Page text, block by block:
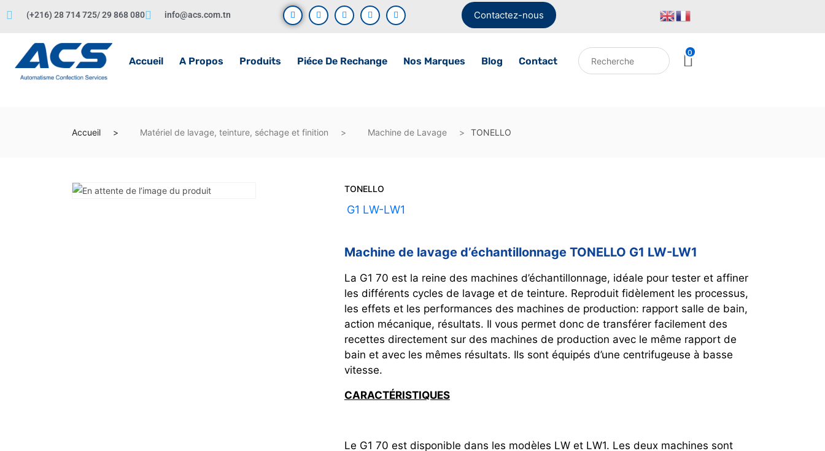
(+216) 28 714 725/ 29 868 080 info@acs.com.tn Contactez-nous
Accueil A Propos Produits Piéce De Rechange Nos Marques Blog Contact
0
Accueil Matériel de lavage, teinture, séchage et finition Machine de Lavage TONELLO
TONELLO
G1 LW-LW1
Machine de lavage d’échantillonnage TONELLO G1 LW-LW1
La G1 70 est la reine des machines d’échantillonnage, idéale pour tester et affiner
les différents cycles de lavage et de teinture. Reproduit fidèlement les processus,
les effets et les performances des machines de production: rapport salle de bain,
action mécanique, résultats. Il vous permet donc de transférer facilement des
recettes directement sur des machines de production avec le même rapport de
bain et avec les mêmes résultats. Ils sont équipés d’une centrifugeuse à basse
vitesse.
CARACTÉRISTIQUES
Le G1 70 est disponible dans les modèles LW et LW1. Les deux machines sont